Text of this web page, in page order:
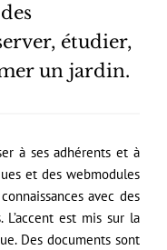
étudier,
un jardin.
à ses adhérents et à
et des webmodules
avec des
est mis sur la
Des documents sont